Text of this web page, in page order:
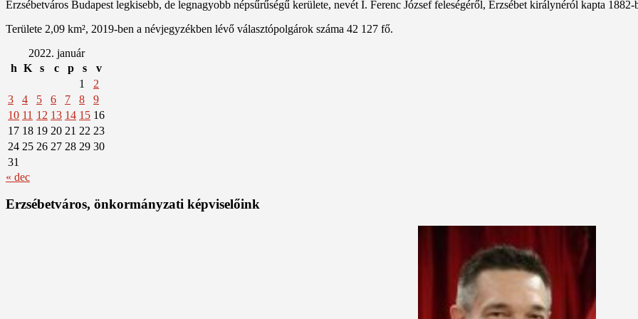
Erzsébetváros Budapest legkisebb, de legnagyobb népsűrűségű kerülete, nevét I. Ferenc József feleségéről, Erzsébet királynéról kapta 1882-
Területe 2,09 km², 2019-ben a névjegyzékben lévő választópolgárok száma 42 127 fő.
2022. január
h K s c p s
v
1
2
3
4 5 6 7 8
9
10 11 12 13 14 15 16
17 18 19 20 21 22 23
24 25 26 27 28 29 30
31
« dec
Erzsébetváros, önkormányzati képviselőink